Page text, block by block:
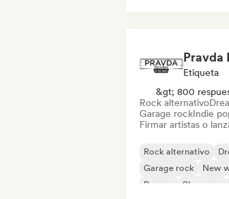
Pravda
Etiqueta
&gt; 800
Rock alternativo
Garage rockIndie
Firmar artistas o
Rock alternativo
Garage rock
New
Reggae
Shoegaze